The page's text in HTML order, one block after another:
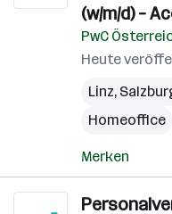
(w/m/d) –
PwC
Heute
Linz,
Homeoffice
Merken